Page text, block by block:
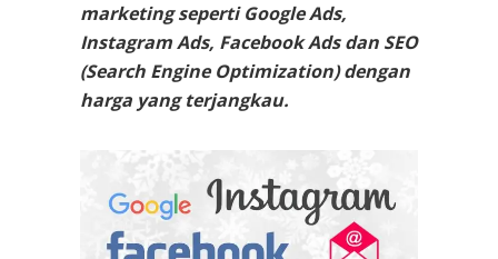
marketing seperti Google Ads,
Instagram Ads, Facebook Ads dan SEO
(Search Engine Optimization) dengan
harga yang terjangkau.